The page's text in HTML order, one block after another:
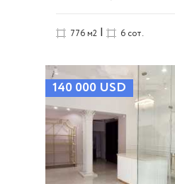
776 м2 | 6 сот.
140 000 USD